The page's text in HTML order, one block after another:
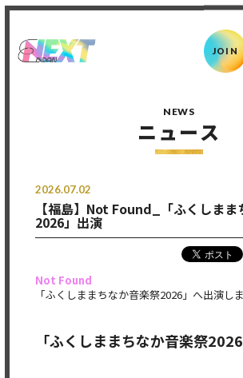
JOIN
NEWS
ニュース
2026.07.02
【福島】Not Found_「ふくしまま
2026」出演
Not Found
「ふくしままちなか音楽祭2026」へ出演し
「ふくしままちなか音楽祭2026